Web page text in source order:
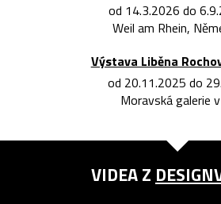
od 14.3.2026 do
Weil am Rhein,
Výstava Liběna
od 20.11.2025 do
Moravská galerie
VIDEA Z